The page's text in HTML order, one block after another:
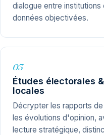
dialogue entre
données objectivées.
03
Études électorales
locales
Décrypter les rapports
les évolutions d'opinion,
lecture stratégique,